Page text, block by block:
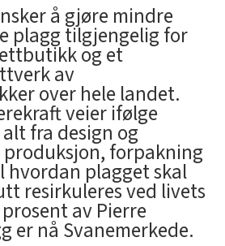
å gjøre mindre
plagg tilgjengelig for
og et
av
over hele landet.
veier ifølge
fra design og
forpakning
plagget skal
resirkuleres ved livets
av Pierre
er nå Svanemerkede.